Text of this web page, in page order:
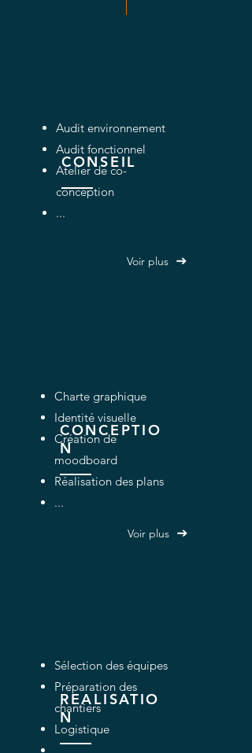
Audit environnement
Audit fonctionnel
Atelier de co-
conception
...
CONSEIL
Voir plus
Charte graphique
Identité visuelle
Création de
moodboard
Réalisation des plans
...
CONCEPTIO
N
Voir plus
Sélection des équipes
Préparation des
chantiers
Logistique
REALISATIO
N